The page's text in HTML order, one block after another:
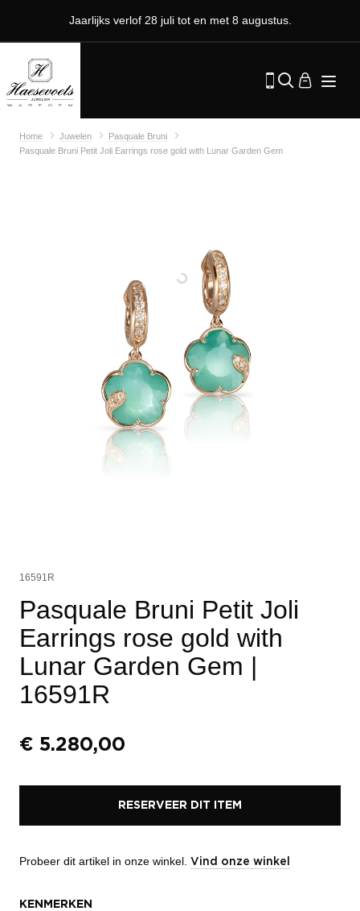
Jaarlijks verlof 28 juli tot en met 8 augustus.
Home Juwelen
Pasquale Bruni
Pasquale Bruni Petit Joli Earrings rose gold with Lunar Garden Gem
16591R
Pasquale Bruni Petit Joli
Earrings rose gold with
Lunar Garden Gem |
16591R
€ 5.280,00
RESERVEER DIT ITEM
Probeer dit artikel in onze winkel. Vind onze winkel
KENMERKEN